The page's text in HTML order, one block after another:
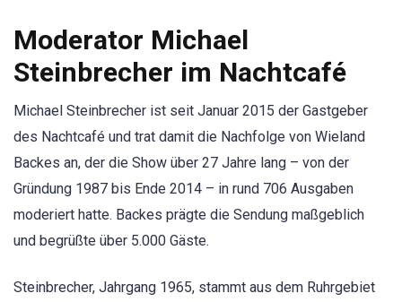
Moderator Michael
Steinbrecher im Nachtcafé
Michael Steinbrecher ist seit Januar 2015 der Gastgeber
des Nachtcafé und trat damit die Nachfolge von Wieland
Backes an, der die Show über 27 Jahre lang – von der
Gründung 1987 bis Ende 2014 – in rund 706 Ausgaben
moderiert hatte. Backes prägte die Sendung maßgeblich
und begrüßte über 5.000 Gäste.
Steinbrecher, Jahrgang 1965, stammt aus dem Ruhrgebiet